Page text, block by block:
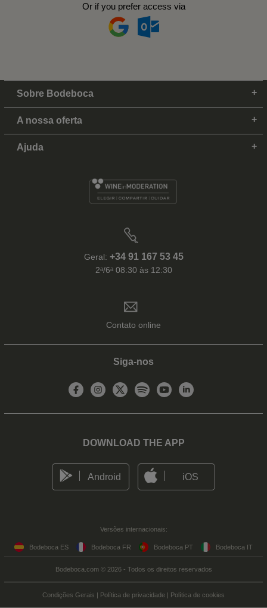
Or if you prefer access via
Sobre Bodeboca
A nossa oferta
Ajuda
Geral: +34 91 167 53 45
2ᵃ/6ᵃ 08:30 às 12:30
Contato online
Siga-nos
DOWNLOAD THE APP
Android iOS
Versões internacionais:
Bodeboca ES Bodeboca FR Bodeboca PT Bodeboca IT
Bodeboca.com © 2026 - Todos os direitos reservados
Condições Gerais | Política de privacidade | Política de cookies